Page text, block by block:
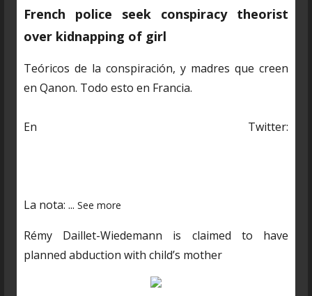
French police seek conspiracy theorist
over kidnapping of girl
Teóricos de la conspiración, y madres que creen
en Qanon. Todo esto en Francia.
En Twitter:
La nota: ... See more
Rémy Daillet-Wiedemann is claimed to have
planned abduction with child’s mother